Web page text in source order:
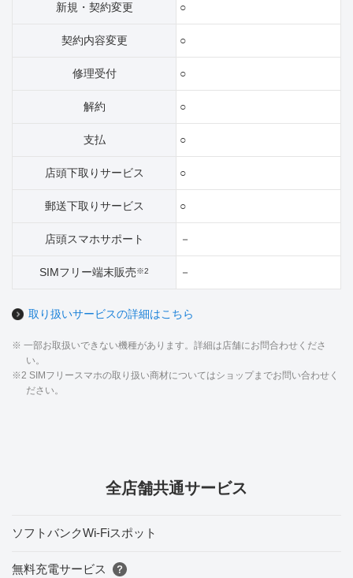
新規・契約変更 ○
契約内容変更 ○
修理受付 ○
解約 ○
支払 ○
店頭下取りサービス ○
郵送下取りサービス ○
店頭スマホサポート －
SIMフリー端末販売※2 －
取り扱いサービスの詳細はこちら
※ 一部お取扱いできない機種があります。詳細は店舗にお問合わせくださ
い。
※2 SIMフリースマホの取り扱い商材についてはショップまでお問い合わせく
ださい。
全店舗共通サービス
ソフトバンクWi-Fiスポット
無料充電サービス